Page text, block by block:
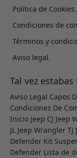
Política de Cookies.
Condiciones de
Términos y
Aviso legal.
Tal vez
Aviso Legal Capos
Condiciones De
Inicio Jeep CJ Jeep
JL Jeep Wrangler TJ
Defender Kit
Defender Lista de